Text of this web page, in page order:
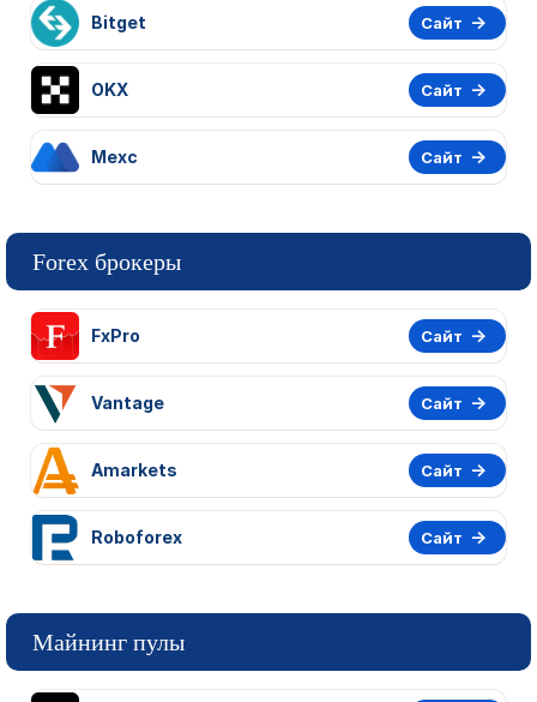
Bitget Сайт
OKX Сайт
Mexc Сайт
Forex брокеры
FxPro Сайт
Vantage Сайт
Amarkets Сайт
Roboforex Сайт
Майнинг пулы